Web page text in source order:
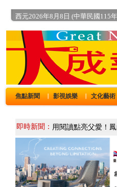
西元2026年8月8日 (中華民國115
焦點新聞 影視娛樂 文化藝術
即時新聞：